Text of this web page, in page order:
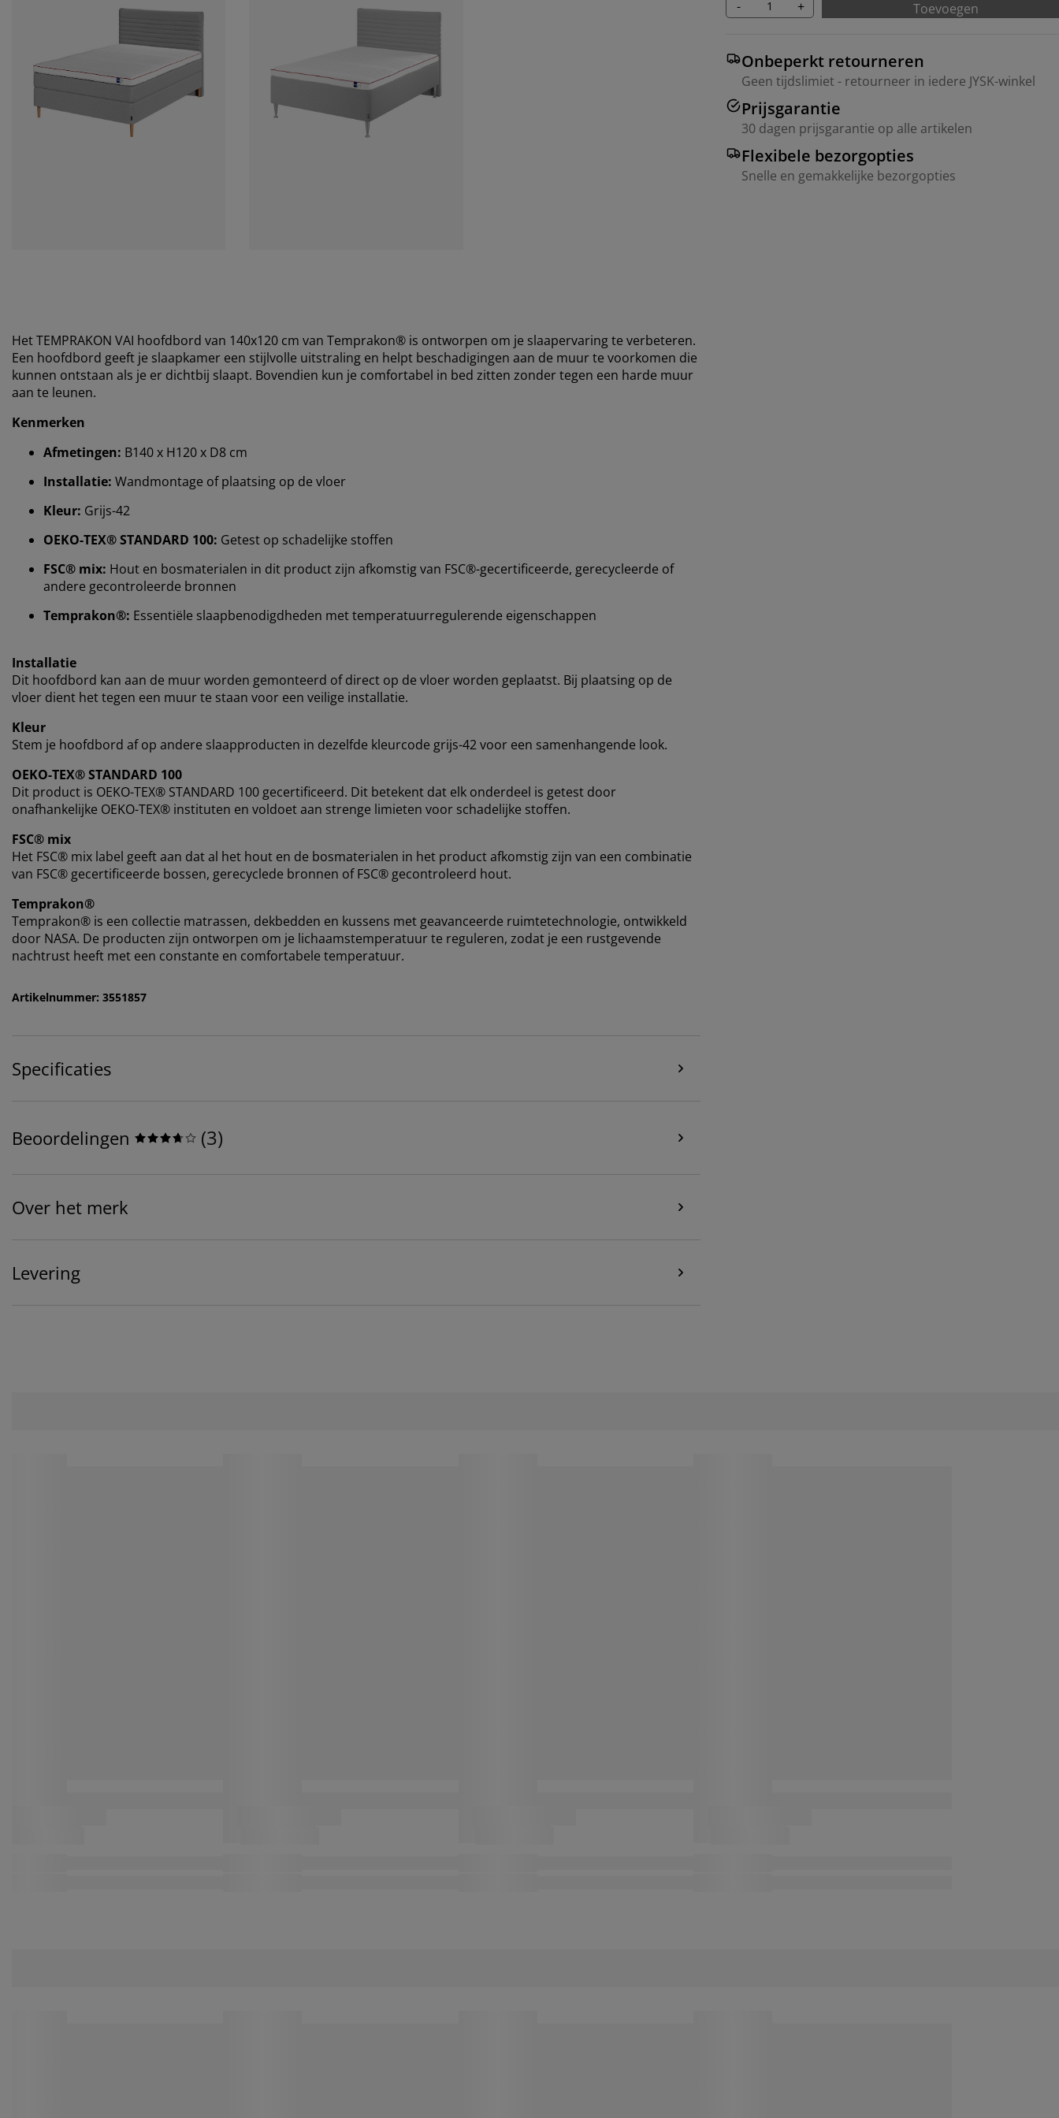
- + Toevoegen
Onbeperkt retourneren
Geen tijdslimiet - retourneer in iedere JYSK-winkel
Prijsgarantie
30 dagen prijsgarantie op alle artikelen
Flexibele bezorgopties
Snelle en gemakkelijke bezorgopties
Het TEMPRAKON VAI hoofdbord van 140x120 cm van Temprakon® is ontworpen om je slaapervaring te verbeteren.
Een hoofdbord geeft je slaapkamer een stijlvolle uitstraling en helpt beschadigingen aan de muur te voorkomen die
kunnen ontstaan ​​als je er dichtbij slaapt. Bovendien kun je comfortabel in bed zitten zonder tegen een harde muur
aan te leunen.
Kenmerken
Afmetingen: B140 x H120 x D8 cm
Installatie: Wandmontage of plaatsing op de vloer
Kleur: Grijs-42
OEKO-TEX® STANDARD 100: Getest op schadelijke stoffen
FSC® mix: Hout en bosmaterialen in dit product zijn afkomstig van FSC®-gecertificeerde, gerecycleerde of
andere gecontroleerde bronnen
Temprakon®: Essentiële slaapbenodigdheden met temperatuurregulerende eigenschappen
Installatie
Dit hoofdbord kan aan de muur worden gemonteerd of direct op de vloer worden geplaatst. Bij plaatsing op de
vloer dient het tegen een muur te staan ​​voor een veilige installatie.
Kleur
Stem je hoofdbord af op andere slaapproducten in dezelfde kleurcode grijs-42 voor een samenhangende look.
OEKO-TEX® STANDARD 100
Dit product is OEKO-TEX® STANDARD 100 gecertificeerd. Dit betekent dat elk onderdeel is getest door
onafhankelijke OEKO-TEX® instituten en voldoet aan strenge limieten voor schadelijke stoffen.
FSC® mix
Het FSC® mix label geeft aan dat al het hout en de bosmaterialen in het product afkomstig zijn van een combinatie
van FSC® gecertificeerde bossen, gerecyclede bronnen of FSC® gecontroleerd hout.
Temprakon®
Temprakon® is een collectie matrassen, dekbedden en kussens met geavanceerde ruimtetechnologie, ontwikkeld
door NASA. De producten zijn ontworpen om je lichaamstemperatuur te reguleren, zodat je een rustgevende
nachtrust heeft met een constante en comfortabele temperatuur.
Artikelnummer: 3551857
Specificaties
Beoordelingen (3)
Over het merk
Levering